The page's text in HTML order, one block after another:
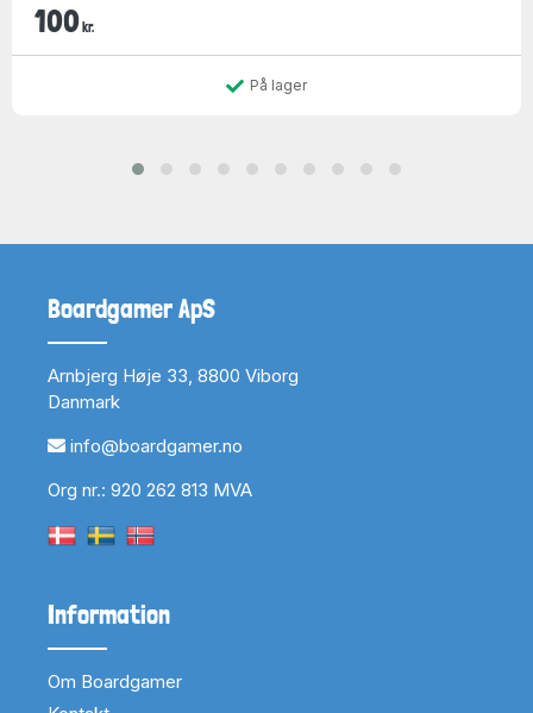
100 kr.
På lager
Boardgamer ApS
Arnbjerg Høje 33, 8800 Viborg
Danmark
info@boardgamer.no
Org nr.: 920 262 813 MVA
Information
Om Boardgamer